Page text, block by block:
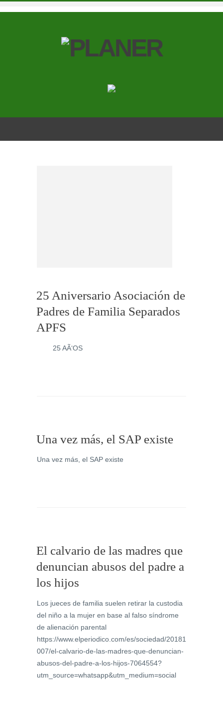
25 Aniversario Asociación de
Padres de Familia Separados
APFS
25 AÃ‘OS
Una vez más, el SAP existe
Una vez más, el SAP existe
El calvario de las madres que
denuncian abusos del padre a
los hijos
Los jueces de familia suelen retirar la custodia
del niño a la mujer en base al falso síndrome
de alienación parental
https://www.elperiodico.com/es/sociedad/20181
007/el-calvario-de-las-madres-que-denuncian-
abusos-del-padre-a-los-hijos-7064554?
utm_source=whatsapp&utm_medium=social